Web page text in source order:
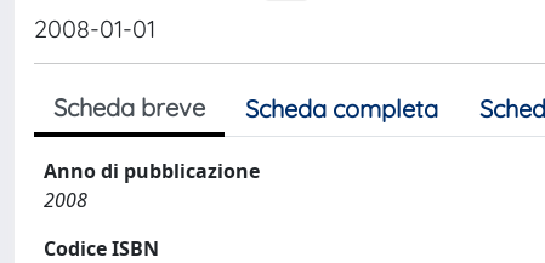
2008-01-01
Scheda breve Scheda completa
Anno di pubblicazione
2008
Codice ISBN